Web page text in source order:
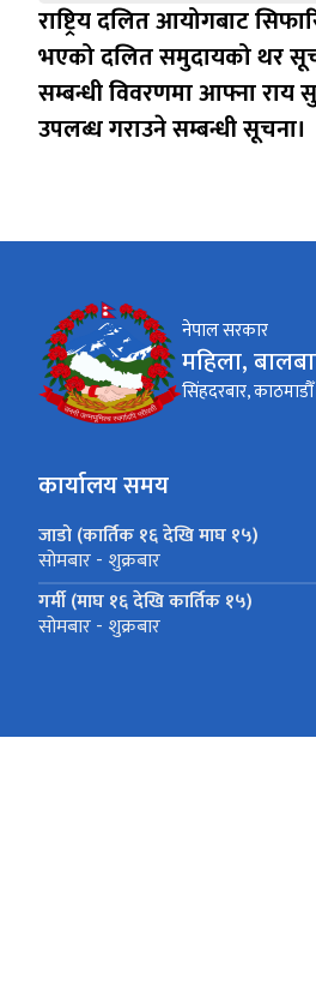
राष्ट्रिय दलित आयोगबाट
भएको दलित समुदायको थर
सम्बन्धी विवरणमा आफ्ना राय
उपलब्ध गराउने सम्बन्धी सूचना।
नेपाल सरकार
महिला,
सिंहदरबार, काठमाडौँ
कार्यालय समय
जाडो (कार्तिक १६ देखि माघ १५)
सोमबार - शुक्रबार
गर्मी (माघ १६ देखि कार्तिक १५)
सोमबार - शुक्रबार